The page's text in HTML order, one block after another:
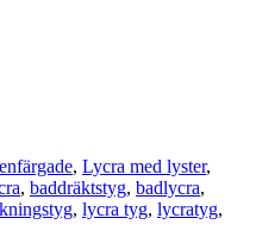
, Lycra med lyster,
, baddräktstyg, badlycra,
, lycra tyg, lycratyg,